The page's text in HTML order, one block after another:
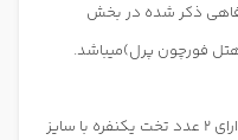
ذکر شده در بخش
فورچون پرل)میباشد.
این سوئیت با مساحت در حدود 35 متر دارای 2 عدد تخت یکنفره با سایز